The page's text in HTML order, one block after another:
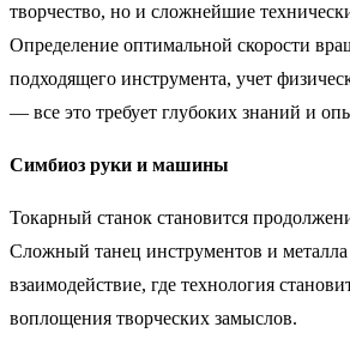
творчество, но и сложнейшие
Определение оптимальной скорости
подходящего инструмента, учет
— все это требует глубоких знаний и
Симбиоз руки и машины
Токарный станок становится
Сложный танец инструментов и металла
взаимодействие, где технология
воплощения творческих замыслов.